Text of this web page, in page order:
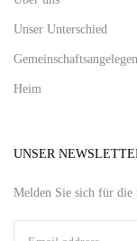
Unser Unterschied
Heim
UNSER
Melden Sie sich für die